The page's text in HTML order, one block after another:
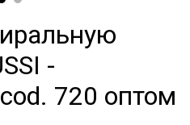
-
720 оптом